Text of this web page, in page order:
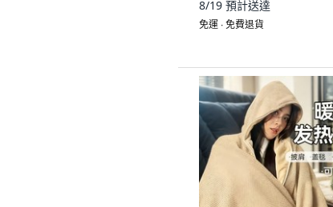
8/19 預計送達
免運 ∙ 免費退貨